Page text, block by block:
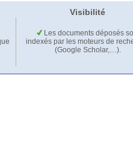
Visibilité
Les documents déposés
indexés par les moteurs de
(Google Scholar,…).